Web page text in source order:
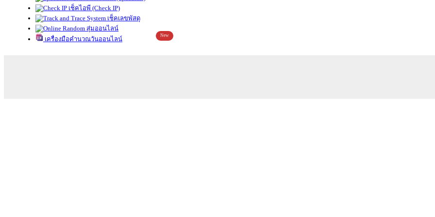
เช็คไอพี (Check IP)
เช็คเลขพัสดุ
สุ่มออนไลน์
เครื่องมือคำนวณวันออนไลน์
New